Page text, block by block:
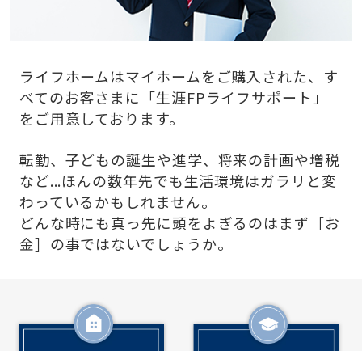
ライフホームはマイホームをご購入された、す
べてのお客さまに「生涯FPライフサポート」
をご用意しております。
転勤、子どもの誕生や進学、将来の計画や増税
など...ほんの数年先でも生活環境はガラリと変
わっているかもしれません。
どんな時にも真っ先に頭をよぎるのはまず［お
金］の事ではないでしょうか。